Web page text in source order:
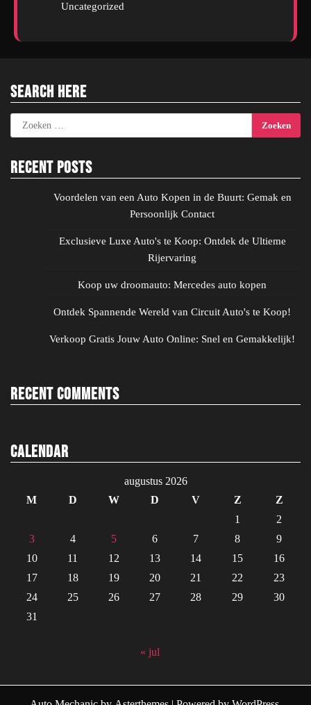
Uncategorized
Search Here
Zoeken
naar:
Recent Posts
Voordelen van een Auto Kopen in de Buurt: Gemak en
Persoonlijk Contact
Exclusieve Luxe Auto's te Koop: Ontdek de Ultieme
Rijervaring
Koop uw droomauto: Mercedes auto kopen
Ontdek Spannende Wereld van Circuit Auto's te Koop!
Verkoop Gratis Jouw Auto Online: Snel en Gemakkelijk!
Recent Comments
Calendar
augustus 2026
M
D W D V Z
Z
1
2
3
4 5 6 7 8
9
10
11 12 13 14 15
16
17
18 19 20 21 22
23
24
25 26 27 28 29
30
31
« jul